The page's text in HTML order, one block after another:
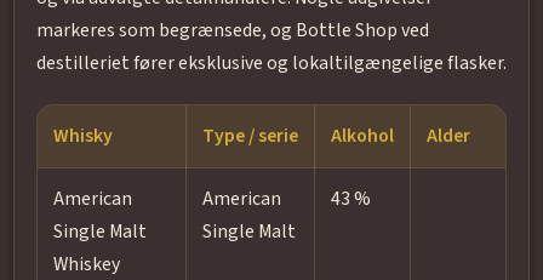
markeres som begrænsede, og Bottle Shop ved
destilleriet fører eksklusive og lokaltilgængelige flasker.
Whisky Type / serie Alkohol Alder
American
Single Malt
Whiskey
American
Single Malt
43 %